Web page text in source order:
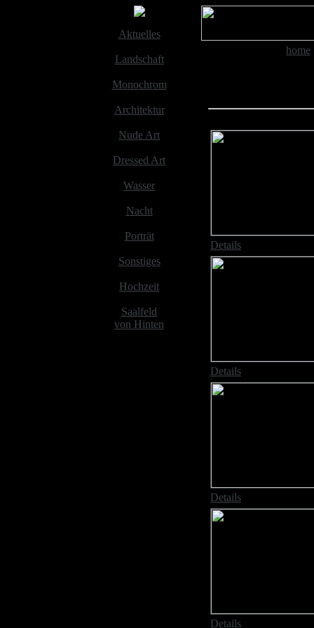
Aktuelles
Landschaft
Monochrom
Architektur
Nude Art
Dressed Art
Wasser
Nacht
Porträt
Sonstiges
Hochzeit
Saalfeld
von Hinten
home
Details
Details
Details
Details